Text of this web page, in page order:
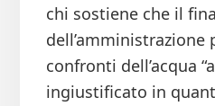
chi sostiene che il
dell’amministrazione
confronti dell’acqua
ingiustificato in